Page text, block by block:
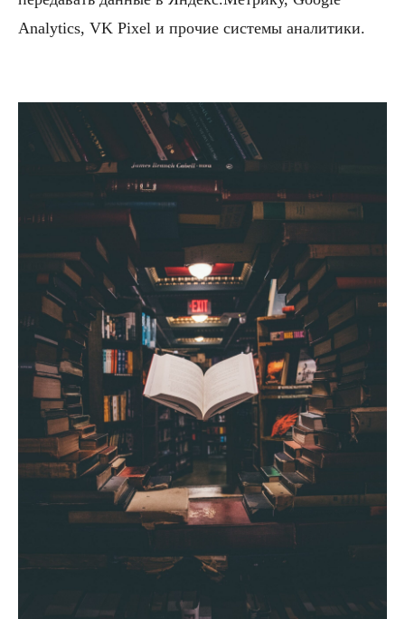
Analytics, VK Pixel и прочие системы аналитики.